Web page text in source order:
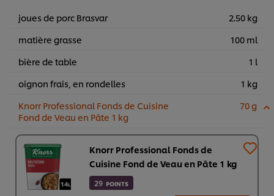
joues de porc Brasvar
2.50 kg
matière grasse
100 ml
bière de table
1 l
oignon frais, en rondelles
1 kg
Knorr Professional Fonds de Cuisine
Fond de Veau en Pâte 1 kg
70 g
Knorr Professional Fonds de
Cuisine Fond de Veau en Pâte 1 kg
29 POINTS